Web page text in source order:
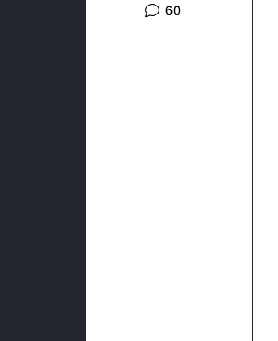
60komentara